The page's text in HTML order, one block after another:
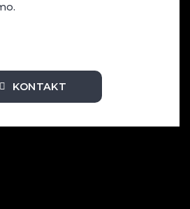
KONTAKT